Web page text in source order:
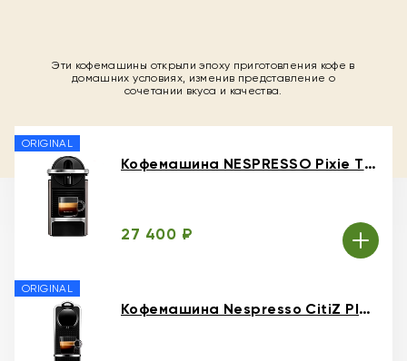
Эти кофемашины открыли эпоху приготовления кофе в
домашних условиях, изменив представление о
сочетании вкуса и качества.
ORIGINAL
Кофемашина NESPRESSO Pixie Titan
27 400 ₽
ORIGINAL
Кофемашина Nespresso CitiZ Platinum